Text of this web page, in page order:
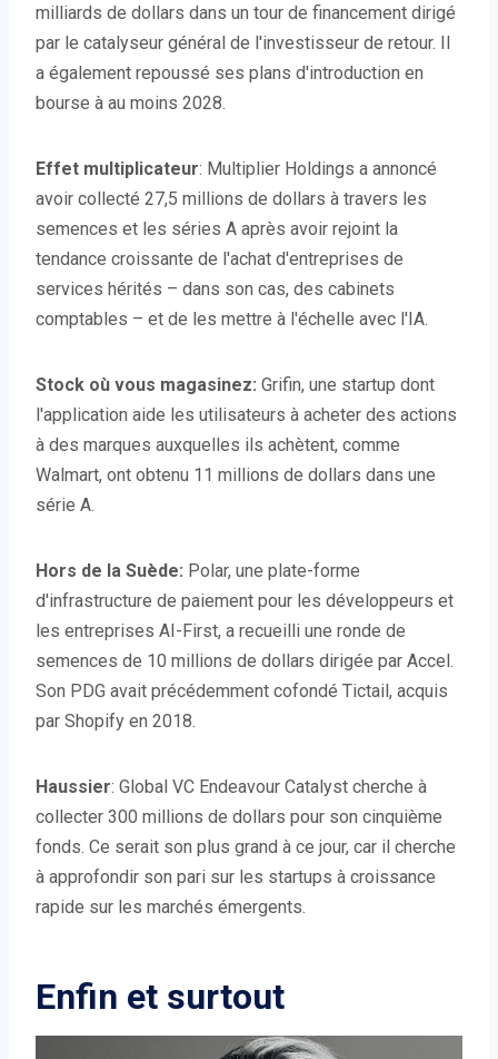
milliards de dollars dans un tour de financement dirigé
par le catalyseur général de l'investisseur de retour. Il
a également repoussé ses plans d'introduction en
bourse à au moins 2028.
Effet multiplicateur: Multiplier Holdings a annoncé
avoir collecté 27,5 millions de dollars à travers les
semences et les séries A après avoir rejoint la
tendance croissante de l'achat d'entreprises de
services hérités – dans son cas, des cabinets
comptables – et de les mettre à l'échelle avec l'IA.
Stock où vous magasinez: Grifin, une startup dont
l'application aide les utilisateurs à acheter des actions
à des marques auxquelles ils achètent, comme
Walmart, ont obtenu 11 millions de dollars dans une
série A.
Hors de la Suède: Polar, une plate-forme
d'infrastructure de paiement pour les développeurs et
les entreprises AI-First, a recueilli une ronde de
semences de 10 millions de dollars dirigée par Accel.
Son PDG avait précédemment cofondé Tictail, acquis
par Shopify en 2018.
Haussier: Global VC Endeavour Catalyst cherche à
collecter 300 millions de dollars pour son cinquième
fonds. Ce serait son plus grand à ce jour, car il cherche
à approfondir son pari sur les startups à croissance
rapide sur les marchés émergents.
Enfin et surtout